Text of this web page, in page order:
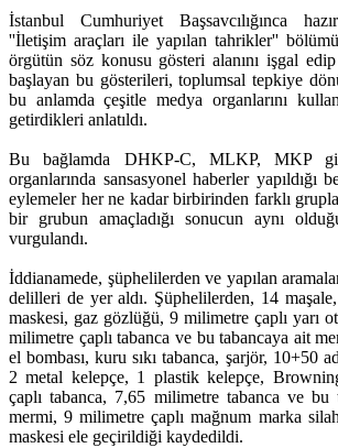
İstanbul Cumhuriyet Başsavcılığınca
''İletişim araçları ile yapılan tahrikler''
örgütün söz konusu gösteri alanını işgal
başlayan bu gösterileri, toplumsal tepkiye
bu anlamda çeşitle medya organlarını
getirdikleri anlatıldı.
Bu bağlamda DHKP-C, MLKP, MKP
organlarında sansasyonel haberler yapıldığı
eylemeler her ne kadar birbirinden farklı
bir grubun amaçladığı sonucun aynı
vurgulandı.
İddianamede, şüphelilerden ve yapılan
delilleri de yer aldı. Şüphelilerden, 14
maskesi, gaz gözlüğü, 9 milimetre çaplı yarı
milimetre çaplı tabanca ve bu tabancaya ait
el bombası, kuru sıkı tabanca, şarjör, 10+50
2 metal kelepçe, 1 plastik kelepçe,
çaplı tabanca, 7,65 milimetre tabanca ve
mermi, 9 milimetre çaplı mağnum marka
maskesi ele geçirildiği kaydedildi.